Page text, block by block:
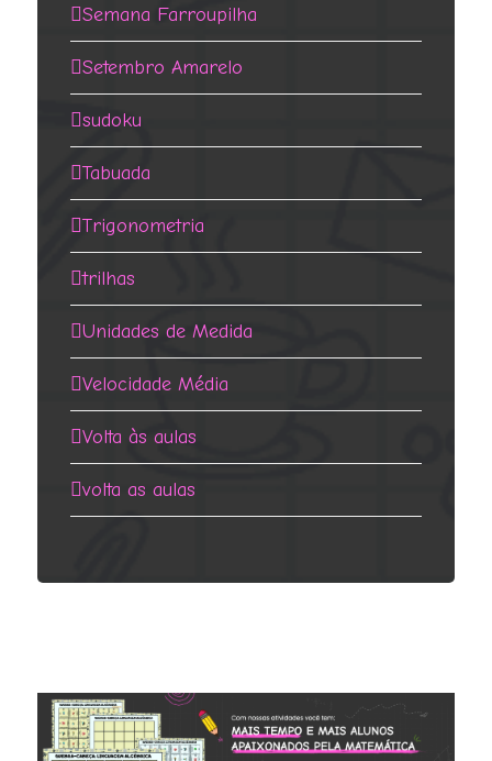
Semana Farroupilha
Setembro Amarelo
sudoku
Tabuada
Trigonometria
trilhas
Unidades de Medida
Velocidade Média
Volta às aulas
volta as aulas